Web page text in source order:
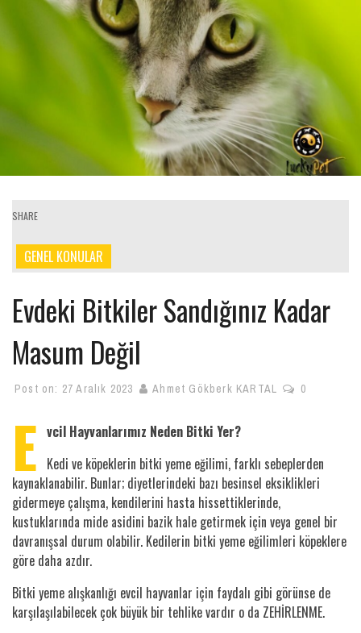
SHARE
GENEL KONULAR
Evdeki Bitkiler Sandığınız Kadar
Masum Değil
Post on: 27 Aralık 2023 Ahmet Gökberk KARTAL 0
E vcil Hayvanlarımız Neden Bitki Yer?
Kedi ve köpeklerin bitki yeme eğilimi, farklı sebeplerden
kaynaklanabilir. Bunlar; diyetlerindeki bazı besinsel eksiklikleri
gidermeye çalışma, kendilerini hasta hissettiklerinde,
kustuklarında mide asidini bazik hale getirmek için veya genel bir
davranışsal durum olabilir. Kedilerin bitki yeme eğilimleri köpeklere
göre daha azdır.
Bitki yeme alışkanlığı evcil hayvanlar için faydalı gibi görünse de
karşılaşılabilecek çok büyük bir tehlike vardır o da ZEHİRLENME.